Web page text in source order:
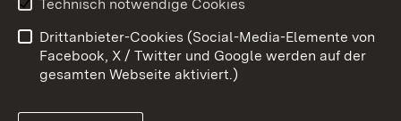
Barrierefreiheit
Impressum Cookies
Technisch notwendige Cookies
Drittanbieter-Cookies (Social-Media-Elemente von
Facebook, X / Twitter und Google werden auf der
gesamten Webseite aktiviert.)